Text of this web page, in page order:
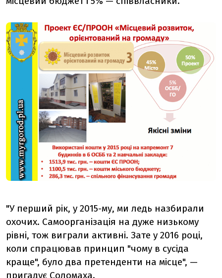
"У перший рік, у 2015-му, ми ледь назбирали
охочих. Самоорганізація на дуже низькому
рівні, тож виграли активні. Зате у 2016 році,
коли спрацював принцип "чому в сусіда
краще", було два претенденти на місце", —
пригадує Соломаха.